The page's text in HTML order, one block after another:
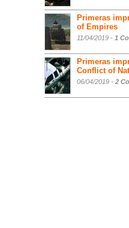
Primeras
of Empires
11/04/2019 - 1
Primeras
Conflict of
06/04/2019 - 2